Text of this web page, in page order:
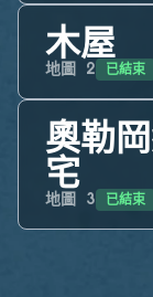
木屋
地圖 2 已結束
奧勒
宅
地圖 3 已結束